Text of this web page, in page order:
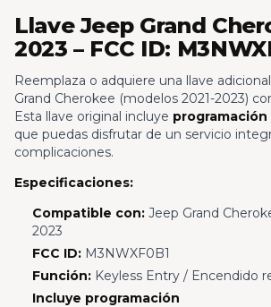
Llave Jeep Grand
2023 – FCC ID:
Reemplaza o adquiere una llave
Grand Cherokee (modelos 2021-2023)
Esta llave original incluye programación
que puedas disfrutar de un servicio
complicaciones.
Especificaciones:
Compatible con:Jeep Grand
2023
FCC ID:M3NWXF0B1
Función:Keyless Entry / Encendido
Incluye programación